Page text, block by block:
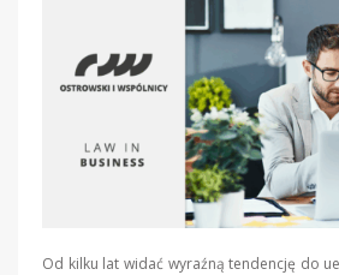
Od kilku lat widać wyraźną tendencję do